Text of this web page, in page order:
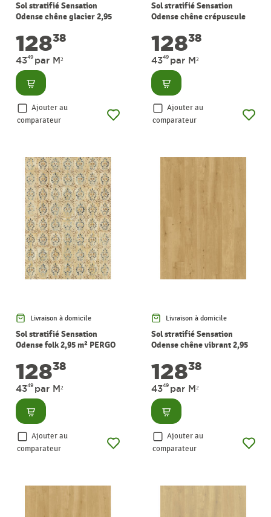
Sol stratifié Sensation
Odense chêne glacier 2,95
12838
4349 par M²
Consulter
Ajouter au
comparateur
Sol stratifié Sensation
Odense chêne crépuscule
12838
4349 par M²
Consulter
Ajouter au
comparateur
Livraison à domicile
Sol stratifié Sensation
Odense folk 2,95 m² PERGO
12838
4349 par M²
Consulter
Ajouter au
comparateur
Livraison à domicile
Sol stratifié Sensation
Odense chêne vibrant 2,95
12838
4349 par M²
Consulter
Ajouter au
comparateur